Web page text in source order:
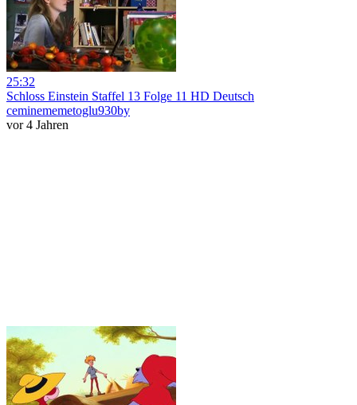
25:32
Schloss Einstein Staffel 13 Folge 11 HD Deutsch
ceminememetoglu930by
vor 4 Jahren